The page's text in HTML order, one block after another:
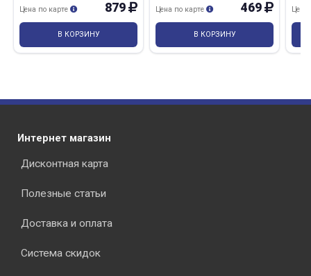
879
Цена по карте
В КОРЗИНУ
469
Цена по карте
В КОРЗИНУ
Цена
Интернет магазин
Дисконтная карта
Полезные статьи
Доставка и оплата
Система скидок